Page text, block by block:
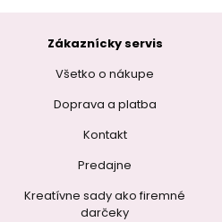
Zákaznícky servis
Všetko o nákupe
Doprava a platba
Kontakt
Predajne
Kreatívne sady ako firemné
darčeky